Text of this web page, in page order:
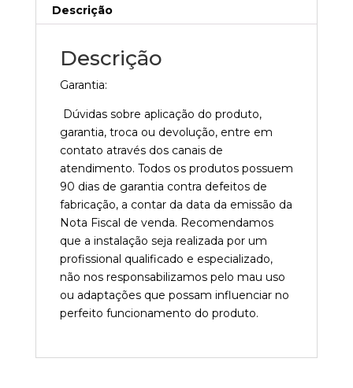
Descrição
Descrição
Garantia:
Dúvidas sobre aplicação do produto,
garantia, troca ou devolução, entre em
contato através dos canais de
atendimento. Todos os produtos possuem
90 dias de garantia contra defeitos de
fabricação, a contar da data da emissão da
Nota Fiscal de venda. Recomendamos
que a instalação seja realizada por um
profissional qualificado e especializado,
não nos responsabilizamos pelo mau uso
ou adaptações que possam influenciar no
perfeito funcionamento do produto.